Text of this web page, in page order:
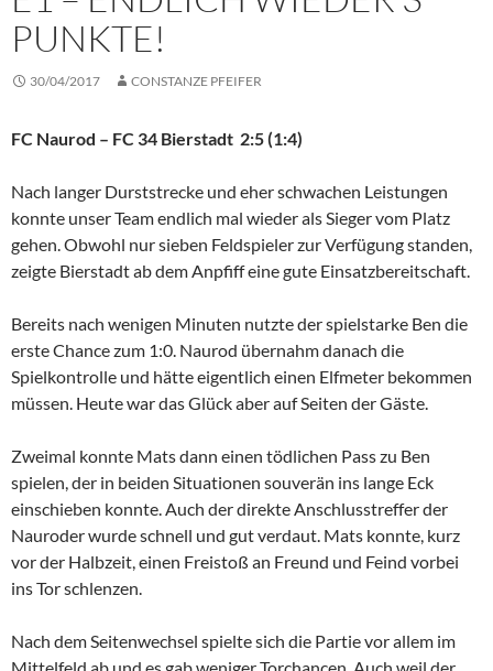
PUNKTE!
30/04/2017 CONSTANZE PFEIFER
FC Naurod – FC 34 Bierstadt 2:5 (1:4)
Nach langer Durststrecke und eher schwachen Leistungen
konnte unser Team endlich mal wieder als Sieger vom Platz
gehen. Obwohl nur sieben Feldspieler zur Verfügung standen,
zeigte Bierstadt ab dem Anpfiff eine gute Einsatzbereitschaft.
Bereits nach wenigen Minuten nutzte der spielstarke Ben die
erste Chance zum 1:0. Naurod übernahm danach die
Spielkontrolle und hätte eigentlich einen Elfmeter bekommen
müssen. Heute war das Glück aber auf Seiten der Gäste.
Zweimal konnte Mats dann einen tödlichen Pass zu Ben
spielen, der in beiden Situationen souverän ins lange Eck
einschieben konnte. Auch der direkte Anschlusstreffer der
Nauroder wurde schnell und gut verdaut. Mats konnte, kurz
vor der Halbzeit, einen Freistoß an Freund und Feind vorbei
ins Tor schlenzen.
Nach dem Seitenwechsel spielte sich die Partie vor allem im